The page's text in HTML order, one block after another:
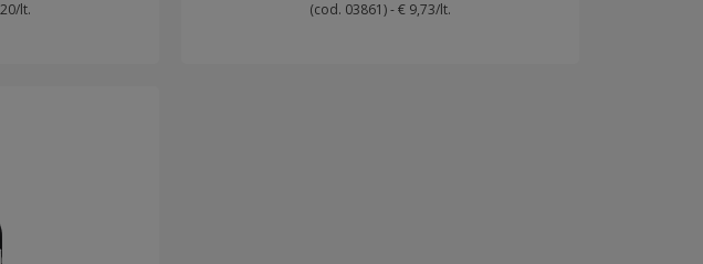
lt. (cod. 03861) - € 9,73/lt.